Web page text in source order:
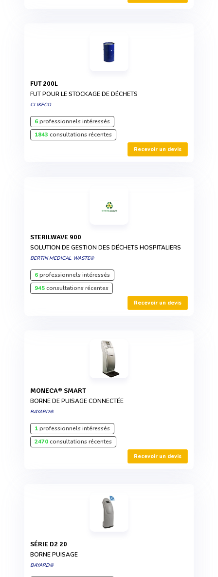
FUT 200L
FUT POUR LE STOCKAGE DE DÉCHETS
CLIKECO
6professionnels intéressés
1843 consultations récentes
Recevoir un devis
STERILWAVE 900
SOLUTION DE GESTION DES DÉCHETS HOSPITALIERS
BERTIN MEDICAL WASTE®
6professionnels intéressés
945consultations récentes
Recevoir un devis
MONECA® SMART
BORNE DE PUISAGE CONNECTÉE
BAYARD®
1professionnels intéressés
2470consultations récentes
Recevoir un devis
SÉRIE D2 20
BORNE PUISAGE
BAYARD®